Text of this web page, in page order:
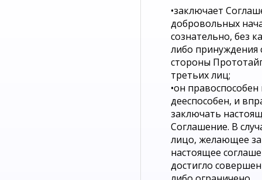
•заключает
добровольных
сознательно, без
либо принуждения
стороны
третьих лиц;
•он правоспособен
дееспособен, и
заключать
Соглашение. В
лицо, желающее
настоящее
достигло